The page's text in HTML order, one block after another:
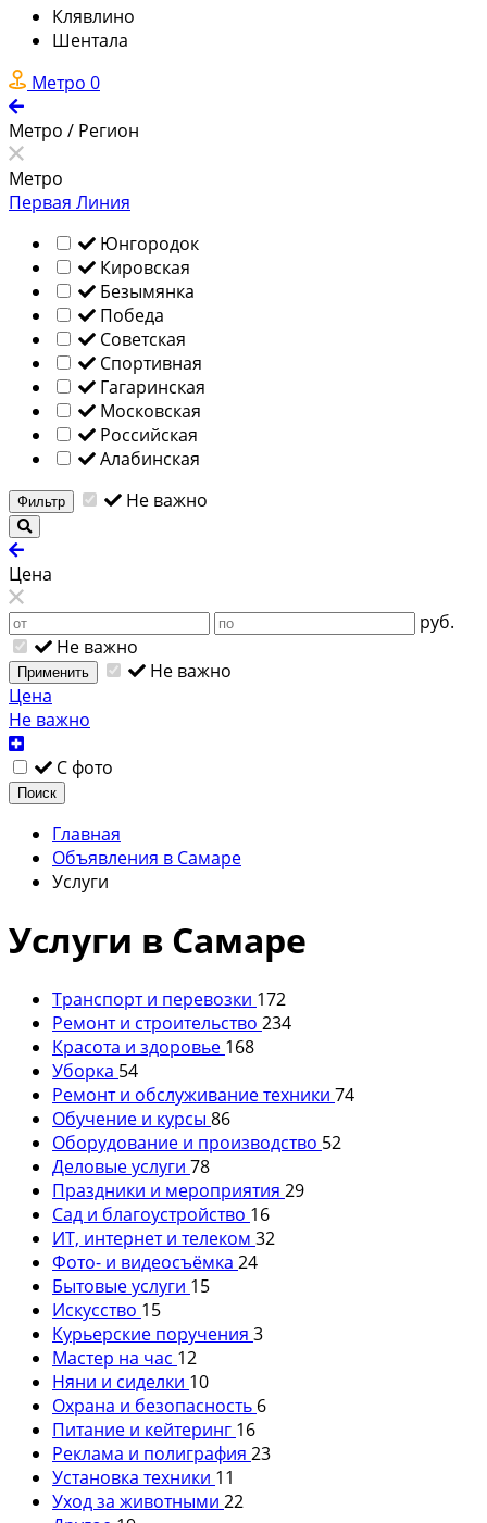
Клявлино
Шентала
Метро 0
Метро / Регион
Метро
Первая Линия
Юнгородок
Кировская
Безымянка
Победа
Советская
Спортивная
Гагаринская
Московская
Российская
Алабинская
Фильтр Не важно
Цена
руб.
Не важно
Применить
Не важно
Цена
Не важно
С фото
Поиск
Главная
Объявления в Самаре
Услуги
Услуги в Самаре
Транспорт и перевозки 172
Ремонт и строительство 234
Красота и здоровье 168
Уборка 54
Ремонт и обслуживание техники 74
Обучение и курсы 86
Оборудование и производство 52
Деловые услуги 78
Праздники и мероприятия 29
Сад и благоустройство 16
ИТ, интернет и телеком 32
Фото- и видеосъёмка 24
Бытовые услуги 15
Искусство 15
Курьерские поручения 3
Мастер на час 12
Няни и сиделки 10
Охрана и безопасность 6
Питание и кейтеринг 16
Реклама и полиграфия 23
Установка техники 11
Уход за животными 22